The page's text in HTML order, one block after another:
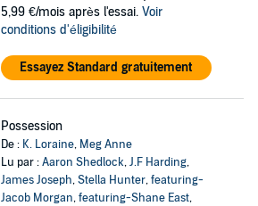
5,99 €/mois après l'essai. Voir
conditions d'éligibilité
Essayez Standard gratuitement
Possession
De : K. Loraine, Meg Anne
Lu par :Aaron Shedlock,J.F Harding,
James Joseph,Stella Hunter,featuring-
Jacob Morgan,featuring-Shane East,